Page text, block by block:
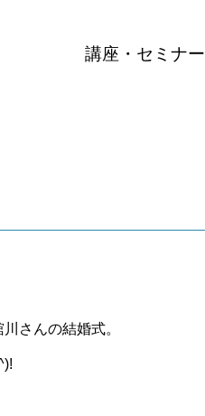
講座・セミナー
さんの結婚式。